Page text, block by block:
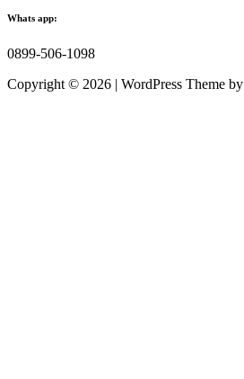
Whats app:
0899-506-1098
Copyright © 2026 | WordPress Theme by